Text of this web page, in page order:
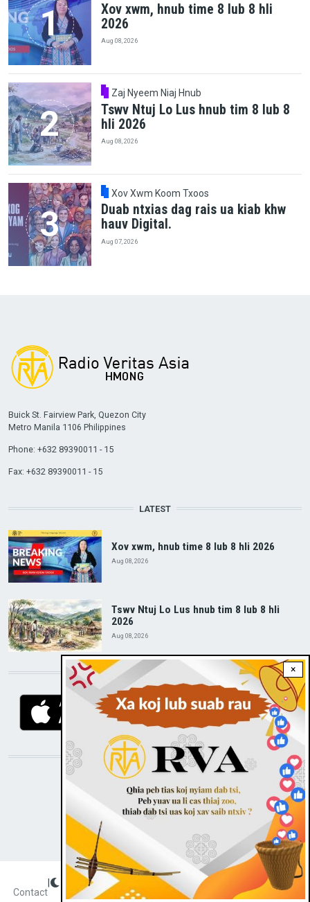
Xov xwm, hnub time 8 lub 8 hli
2026
Aug 08, 2026
Zaj Nyeem Niaj Hnub
Tswv Ntuj Lo Lus hnub tim 8 lub 8
hli 2026
Aug 08, 2026
Xov Xwm Koom Txoos
Duab ntxias dag rais ua kiab khw
hauv Digital.
Aug 07, 2026
×
Buick St. Fairview Park, Quezon City
Metro Manila 1106 Philippines
Phone: +632 89390011 - 15
Fax: +632 89390011 - 15
LATEST
Xov xwm, hnub time 8 lub 8 hli 2026
Aug 08, 2026
Tswv Ntuj Lo Lus hnub tim 8 lub 8 hli
2026
Aug 08, 2026
DOWNLOAD RVA APP
STAY CONNECTED WITH US!
Contact
Dark theme